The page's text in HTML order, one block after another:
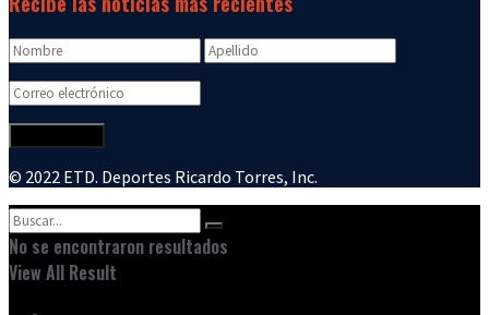
© 2022 ETD. Deportes Ricardo Torres, Inc.
No se encontraron resultados
View All Result